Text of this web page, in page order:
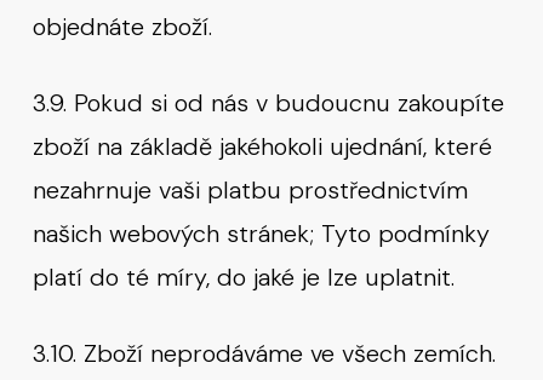
objednáte zboží.
3.9. Pokud si od nás v budoucnu zakoupíte
zboží na základě jakéhokoli ujednání, které
nezahrnuje vaši platbu prostřednictvím
našich webových stránek; Tyto podmínky
platí do té míry, do jaké je lze uplatnit.
3.10. Zboží neprodáváme ve všech zemích.